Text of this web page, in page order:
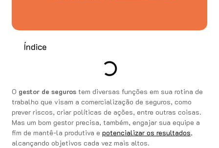
Índice
O gestor de seguros tem diversas funções em sua rotina de
trabalho que visam a comercialização de seguros, como
prever riscos, criar políticas de ações, entre outras coisas.
Mas um bom gestor precisa, também, engajar sua equipe a
fim de mantê-la produtiva e potencializar os resultados,
alcançando objetivos cada vez mais altos.